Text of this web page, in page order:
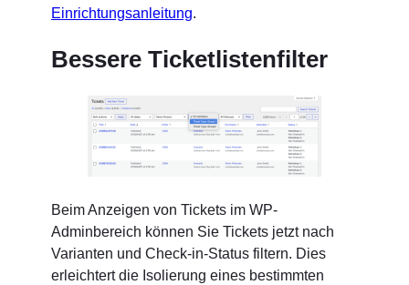
Einrichtungsanleitung.
Bessere Ticketlistenfilter
Beim Anzeigen von Tickets im WP-
Adminbereich können Sie Tickets jetzt nach
Varianten und Check-in-Status filtern. Dies
erleichtert die Isolierung eines bestimmten